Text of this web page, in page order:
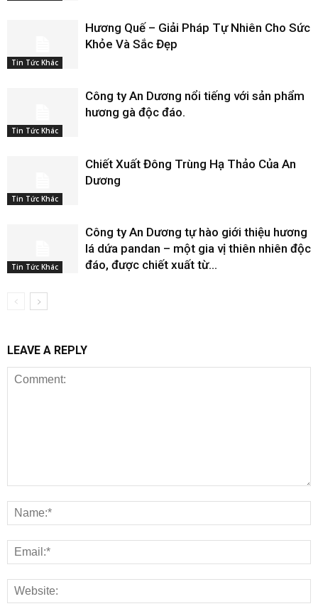
Tin Tức Khác
Hương Quế – Giải Pháp Tự Nhiên Cho Sức
Khỏe Và Sắc Đẹp
Tin Tức Khác
Công ty An Dương nổi tiếng với sản phẩm
hương gà độc đáo.
Tin Tức Khác
Chiết Xuất Đông Trùng Hạ Thảo Của An
Dương
Tin Tức Khác
Công ty An Dương tự hào giới thiệu hương
lá dứa pandan – một gia vị thiên nhiên độc
đáo, được chiết xuất từ...
LEAVE A REPLY